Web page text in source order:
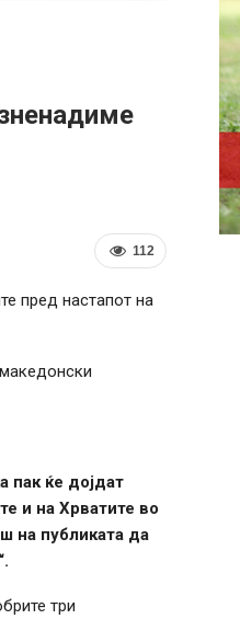
112
пред настапот на
пак ќе дојдат
и на Хрватите во
на публиката да
три